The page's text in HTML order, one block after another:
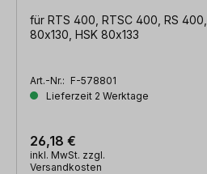
für RTS 400, RTSC 400, RS 400,
80x130, HSK 80x133
Art.-Nr.: F-578801
Lieferzeit 2 Werktage
26,18 €
inkl. MwSt. zzgl.
Versandkosten